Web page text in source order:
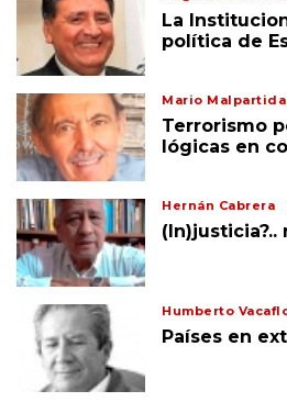
La
política de
Mario Malpartida
Terrorismo
lógicas en
Hernán Cabrera
(In)justicia?..
Humberto
Países en